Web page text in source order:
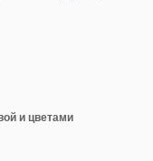
и цветами